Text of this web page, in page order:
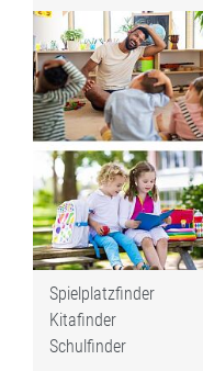
Spielplatzfinder
Kitafinder
Schulfinder